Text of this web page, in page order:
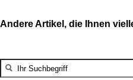
Andere Artikel, die Ihnen